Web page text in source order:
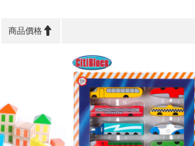
商品價格 